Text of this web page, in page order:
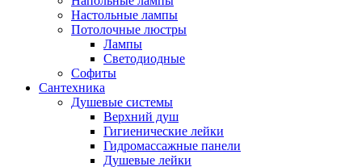
Настольные лампы
Потолочные люстры
Лампы
Светодиодные
Софиты
Сантехника
Душевые системы
Верхний душ
Гигиенические лейки
Гидромассажные панели
Душевые лейки